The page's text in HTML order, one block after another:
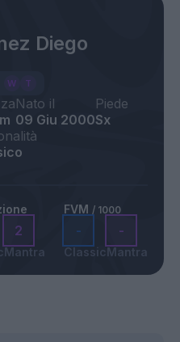
Diego
Nato il
09 Giu 2000
Piede
Sx
2
Mantra
FVM / 1000
-
Classic
-
Mantra